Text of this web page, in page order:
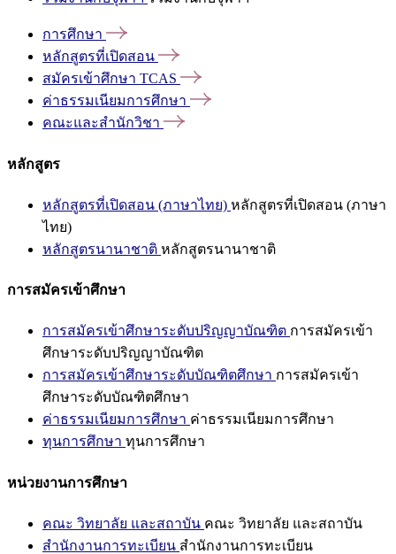
การศึกษา
หลักสูตรที่เปิดสอน
สมัครเข้าศึกษา TCAS
ค่าธรรมเนียมการศึกษา
คณะและสำนักวิชา
หลักสูตร
หลักสูตรที่เปิดสอน (ภาษาไทย) หลักสูตรที่เปิดสอน (ภาษา
ไทย)
หลักสูตรนานาชาติ หลักสูตรนานาชาติ
การสมัครเข้าศึกษา
การสมัครเข้าศึกษาระดับปริญญาบัณฑิต การสมัครเข้า
ศึกษาระดับปริญญาบัณฑิต
การสมัครเข้าศึกษาระดับบัณฑิตศึกษา การสมัครเข้า
ศึกษาระดับบัณฑิตศึกษา
ค่าธรรมเนียมการศึกษา ค่าธรรมเนียมการศึกษา
ทุนการศึกษา ทุนการศึกษา
หน่วยงานการศึกษา
คณะ วิทยาลัย และสถาบัน คณะ วิทยาลัย และสถาบัน
สำนักงานการทะเบียน สำนักงานการทะเบียน